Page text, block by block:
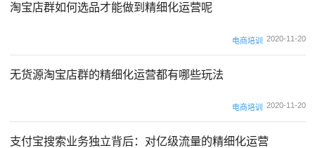
淘宝店群如何选品才能做到精细化运营呢
电商培训 2020-11-20
无货源淘宝店群的精细化运营都有哪些玩法
电商培训 2020-11-20
支付宝搜索业务独立背后：对亿级流量的精细化运营